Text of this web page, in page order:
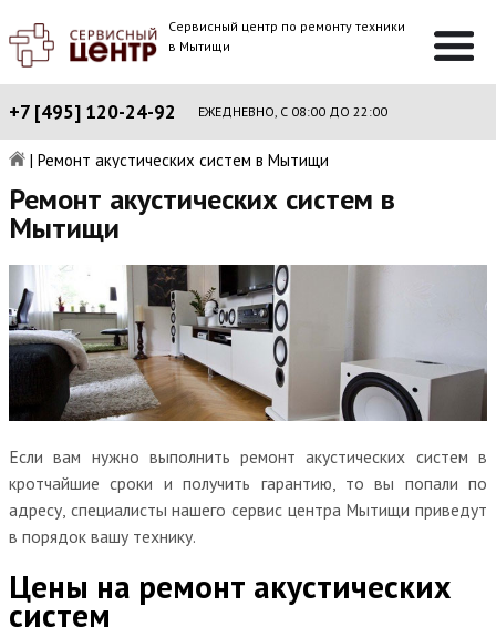
Сервисный центр по ремонту техники
в Мытищи
+7 [495] 120-24-92 ЕЖЕДНЕВНО, С 08:00 ДО 22:00
| Ремонт акустических систем в Мытищи
Ремонт акустических систем в
Мытищи
Если вам нужно выполнить ремонт акустических систем в
кротчайшие сроки и получить гарантию, то вы попали по
адресу, специалисты нашего сервис центра Мытищи приведут
в порядок вашу технику.
Цены на ремонт акустических
систем